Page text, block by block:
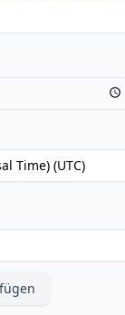
Time) (UTC)